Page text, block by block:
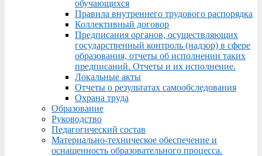
обучающихся
Правила внутреннего трудового распорядка
Коллективный договор
Предписания органов, осуществляющих
государственный контроль (надзор) в сфере
образования, отчеты об исполнении таких
предписаний. Отчеты и их исполнение.
Локальные акты
Отчеты о результатах самообследования
Охрана труда
Образование
Руководство
Педагогический состав
Материально-техническое обеспечение и
оснащенность образовательного процесса.